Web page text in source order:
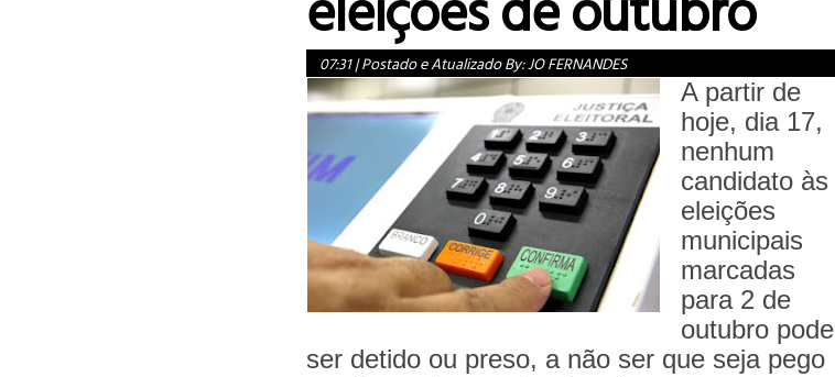
07:31|Postado e Atualizado By:JO FERNANDES
A partir de
hoje, dia 17,
nenhum
candidato às
eleições
municipais
marcadas
para 2 de
outubro pode
ser detido ou preso, a não ser que seja pego